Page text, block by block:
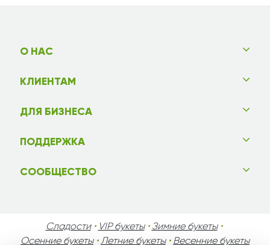
О НАС
КЛИЕНТАМ
ДЛЯ БИЗНЕСА
ПОДДЕРЖКА
СООБЩЕСТВО
Сладости• VIP букеты• Зимние букеты•
Осенние букеты•Летние букеты• Весенние букеты